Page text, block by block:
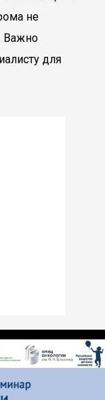
не
Важно
для